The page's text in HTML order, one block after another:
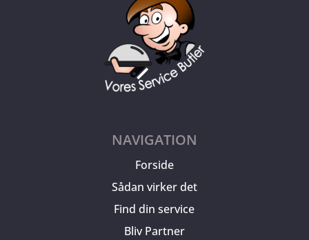
NAVIGATION
Forside
Sådan virker det
Find din service
Bliv Partner